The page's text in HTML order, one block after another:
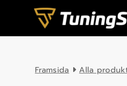
Skip to content
Framsida Alla